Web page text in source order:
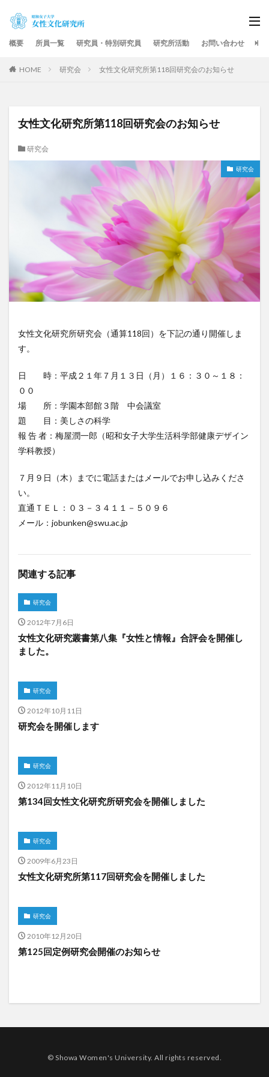
概要 所員一覧 研究員・特別研究員 研究所活動 お問い合わせ
HOME 研究会 女性文化研究所第118回研究会のお知らせ
女性文化研究所第118回研究会のお知らせ
研究会
研究会
女性文化研究所研究会（通算118回）を下記の通り開催しま
す。
日 時：平成２１年７月１３日（月）１６：３０～１８：
００
場 所：学園本部館３階 中会議室
題 目：美しさの科学
報 告 者：梅屋潤一郎（昭和女子大学生活科学部健康デザイン
学科教授）
７月９日（木）までに電話またはメールでお申し込みくださ
い。
直通ＴＥＬ：０３－３４１１－５０９６
メール：jobunken@swu.ac.jp
関連する記事
研究会
2012年7月6日
女性文化研究叢書第八集『女性と情報』合評会を開催し
ました。
研究会
2012年10月11日
研究会を開催します
研究会
2012年11月10日
第134回女性文化研究所研究会を開催しました
研究会
2009年6月23日
女性文化研究所第117回研究会を開催しました
研究会
2010年12月20日
第125回定例研究会開催のお知らせ
© Showa Women's University. All rights reserved.